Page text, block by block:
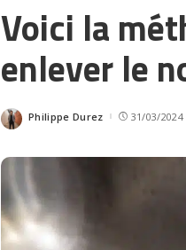
Voici la
enlever le
Posted
Philippe Durez 31/03/2024